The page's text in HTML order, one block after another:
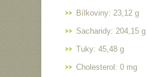
Bílkoviny: 23,12 g
Sacharidy: 204,15 g
Tuky: 45,48 g
Cholesterol: 0 mg